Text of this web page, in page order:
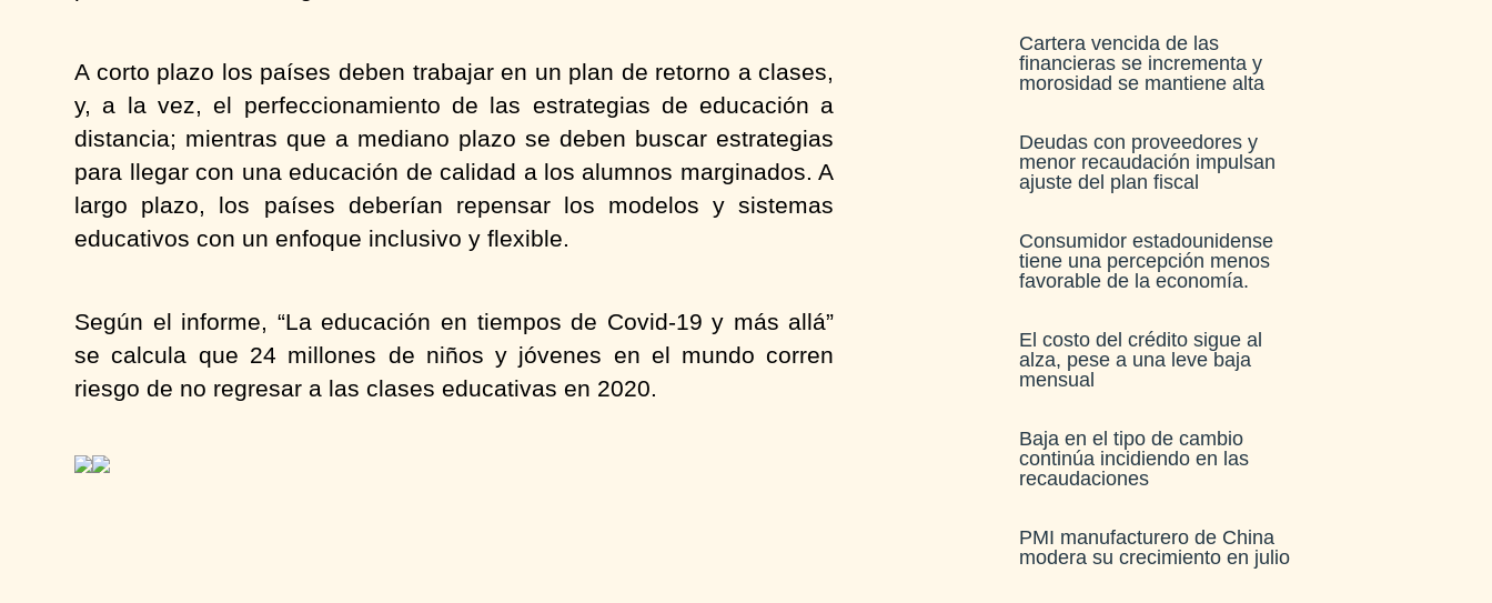
A corto plazo los países deben trabajar en un plan de retorno a clases,
y, a la vez, el perfeccionamiento de las estrategias de educación a
distancia; mientras que a mediano plazo se deben buscar estrategias
para llegar con una educación de calidad a los alumnos marginados. A
largo plazo, los países deberían repensar los modelos y sistemas
educativos con un enfoque inclusivo y flexible.
Según el informe, “La educación en tiempos de Covid-19 y más allá”
se calcula que 24 millones de niños y jóvenes en el mundo corren
riesgo de no regresar a las clases educativas en 2020.
Cartera vencida de las
financieras se incrementa y
morosidad se mantiene alta​
Deudas con proveedores y
menor recaudación impulsan
ajuste del plan fiscal​
Consumidor estadounidense
tiene una percepción menos
favorable de la economía​.
El costo del crédito sigue al
alza, pese a una leve baja
mensual​
Baja en el tipo de cambio
continúa incidiendo en las
recaudaciones​
PMI manufacturero de China
modera su crecimiento en julio​